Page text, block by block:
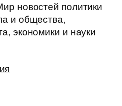
новостей политики
и общества,
экономики и науки